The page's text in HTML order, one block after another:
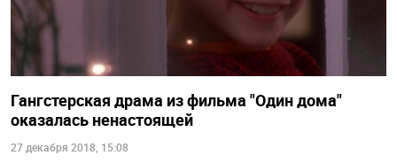
Гангстерская драма из фильма "Один дома"
оказалась ненастоящей
27 декабря 2018, 15:08